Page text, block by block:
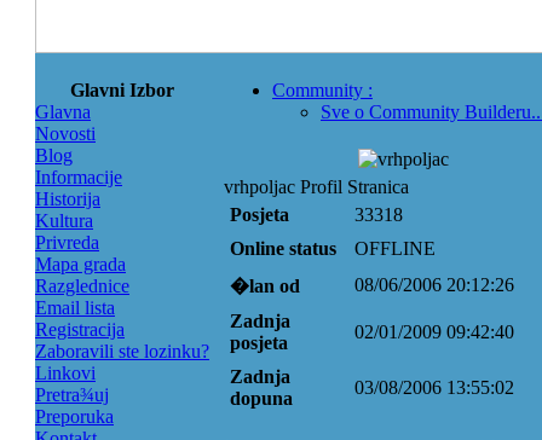
Glavni Izbor
Glavna
Novosti
Blog
Informacije
Historija
Kultura
Privreda
Mapa grada
Razglednice
Email lista
Registracija
Zaboravili ste lozinku?
Linkovi
Pretra¾uj
Preporuka
Community :
Sve o Community
vrhpoljac Profil Stranica
Posjeta
33318
Online status
OFFLINE
�lan od
08/06/2006 20:12:26
Zadnja
posjeta
02/01/2009 09:42:40
Zadnja
dopuna
03/08/2006 13:55:02